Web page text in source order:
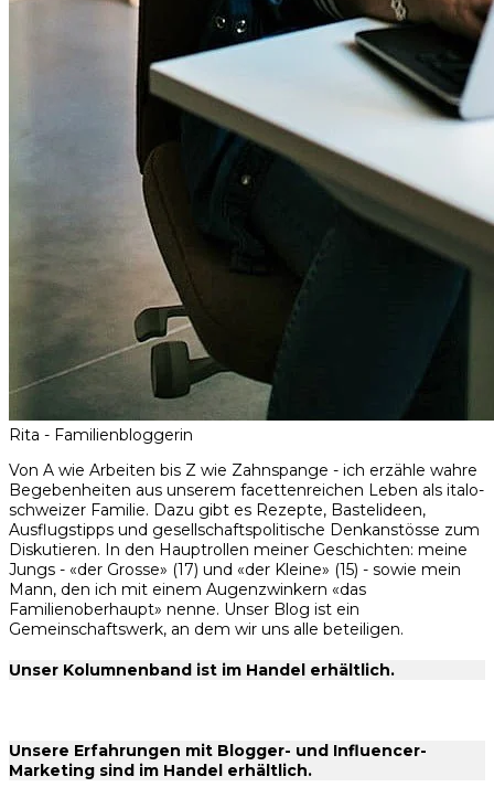
Rita - Familienbloggerin
Von A wie Arbeiten bis Z wie Zahnspange - ich erzähle wahre
Begebenheiten aus unserem facettenreichen Leben als italo-
schweizer Familie. Dazu gibt es Rezepte, Bastelideen,
Ausflugstipps und gesellschaftspolitische Denkanstösse zum
Diskutieren. In den Hauptrollen meiner Geschichten: meine
Jungs - «der Grosse» (17) und «der Kleine» (15) - sowie mein
Mann, den ich mit einem Augenzwinkern «das
Familienoberhaupt» nenne. Unser Blog ist ein
Gemeinschaftswerk, an dem wir uns alle beteiligen.
Unser Kolumnenband ist im Handel erhältlich.
Unsere Erfahrungen mit Blogger- und Influencer-
Marketing sind im Handel erhältlich.